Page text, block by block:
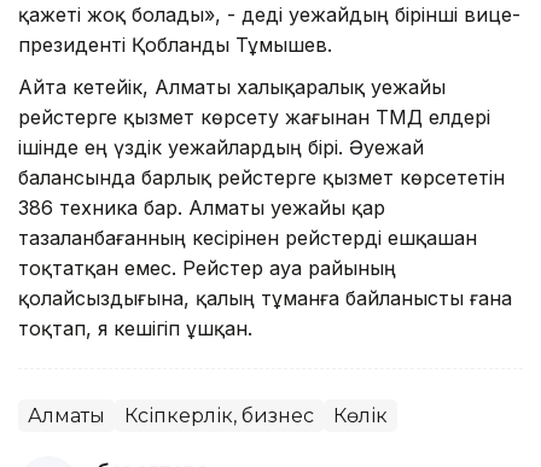
қажеті жоқ болады», - деді әуежайдың бірінші вице-
президенті Қобланды Тұмышев.
Айта кетейік, Алматы халықаралық әуежайы
рейстерге қызмет көрсету жағынан ТМД елдері
ішінде ең үздік әуежайлардың бірі. Әуежай
балансында барлық рейстерге қызмет көрсететін
386 техника бар. Алматы әуежайы қар
тазаланбағанның кесірінен рейстерді ешқашан
тоқтатқан емес. Рейстер ауа райының
қолайсыздығына, қалың тұманға байланысты ғана
тоқтап, я кешігіп ұшқан.
Алматы Кәсіпкерлік, бизнес Көлік